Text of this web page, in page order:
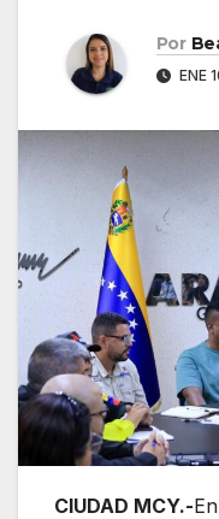
Por
ENE
CIUDAD MCY.-